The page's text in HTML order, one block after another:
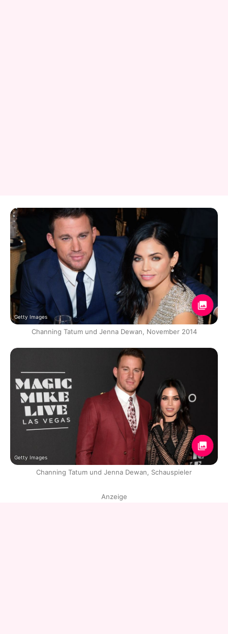
Getty Images
Channing Tatum und Jenna Dewan, November 2014
Getty Images
Channing Tatum und Jenna Dewan, Schauspieler
Anzeige